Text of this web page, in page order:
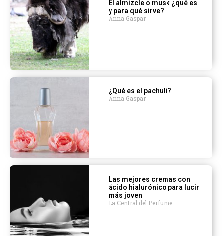
El almizcle o musk ¿qué es
y para qué sirve?
Anna Gaspar
¿Qué es el pachuli?
Anna Gaspar
Las mejores cremas con
ácido hialurónico para lucir
más joven
La Central del Perfume